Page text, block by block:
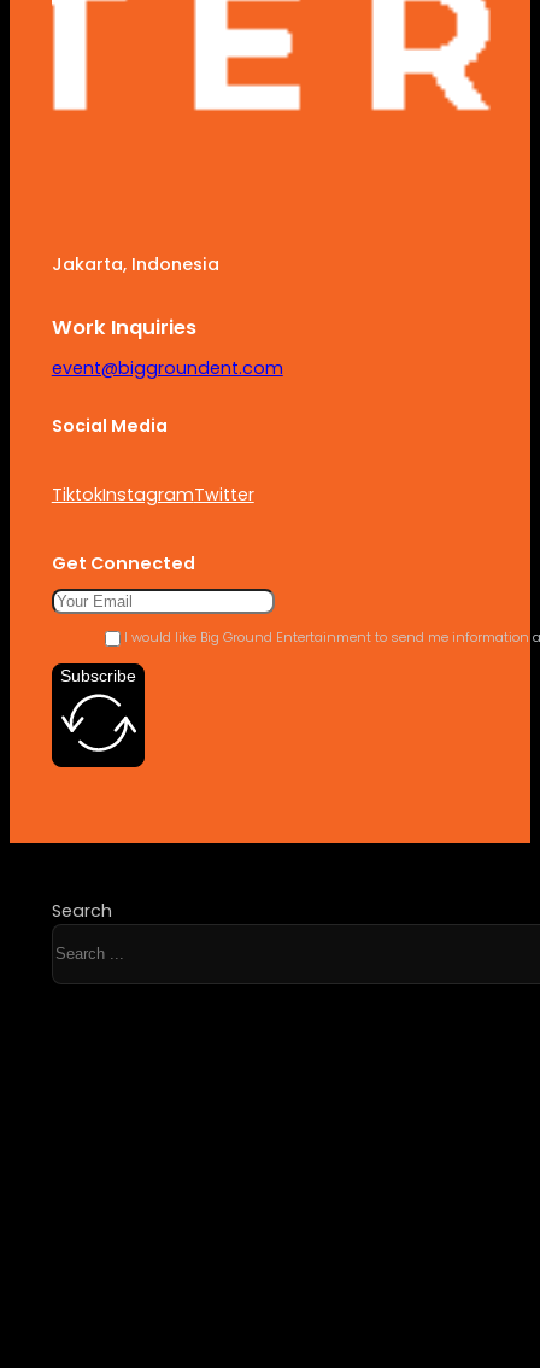
Jakarta, Indonesia
Work Inquiries
event@biggroundent.com
Social Media
TiktokInstagramTwitter
Get Connected
I would like Big Ground Entertainment to send me
Subscribe
Search